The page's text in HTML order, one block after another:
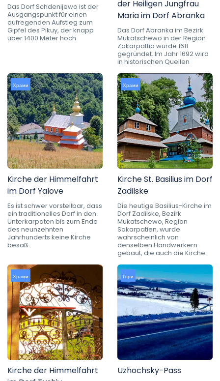
Das Dorf Schdenijewo ist der
Ausgangspunkt für einen
aufregenden Aufstieg zum
Gipfel des Pikuy, der knapp
über 1400 Meter hoch
der Heiligen Jungfrau
Maria im Dorf Abranka
Das Dorf Abranka im Bezirk
Mukatschewo in der Region
Zakarpattia wurde 1611
gegründet. Im Jahr 1692 wird
in historischen Quellen
Храми
Kirche der Himmelfahrt
im Dorf Yalove
Es ist schwer vorstellbar, dass
ein traditionelles Dorf in den
Unterkarpaten bis zum Ende
des neunzehnten
Jahrhunderts keine Kirche
besaß.
Храми
Kirche St. Basilius im Dorf
Zadilske
Die heutige Basilius-Kirche im
Dorf Zadilske, Bezirk
Mukatschewo, Region
Sakarpatien, wurde
wahrscheinlich von
denselben Handwerkern
gebaut, die auch die Kirche
Храми
Kirche der Himmelfahrt
Гори
Uzhochsky-Pass